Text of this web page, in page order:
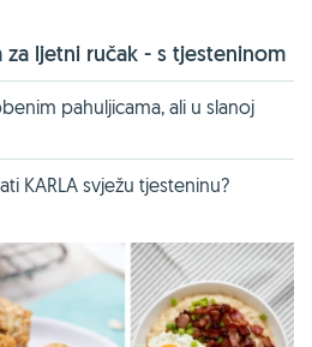
ljetni ručak - s tjesteninom
pahuljicama, ali u slanoj
KARLA svježu tjesteninu?